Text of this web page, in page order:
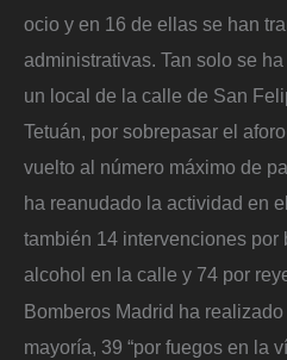
ocio y en 16 de ellas se han
administrativas. Tan solo se
un local de la calle de San
Tetuán, por sobrepasar el
vuelto al número máximo de
ha reanudado la actividad en
también 14 intervenciones por
alcohol en la calle y 74 por
Bomberos Madrid ha
mayoría, 39 “por fuegos en la